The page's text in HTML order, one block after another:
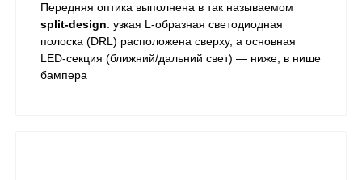
Передняя оптика выполнена в так называемом
split‑design: узкая L‑образная светодиодная
полоска (DRL) расположена сверху, а основная
LED‑секция (ближний/дальний свет) — ниже, в нише
бампера